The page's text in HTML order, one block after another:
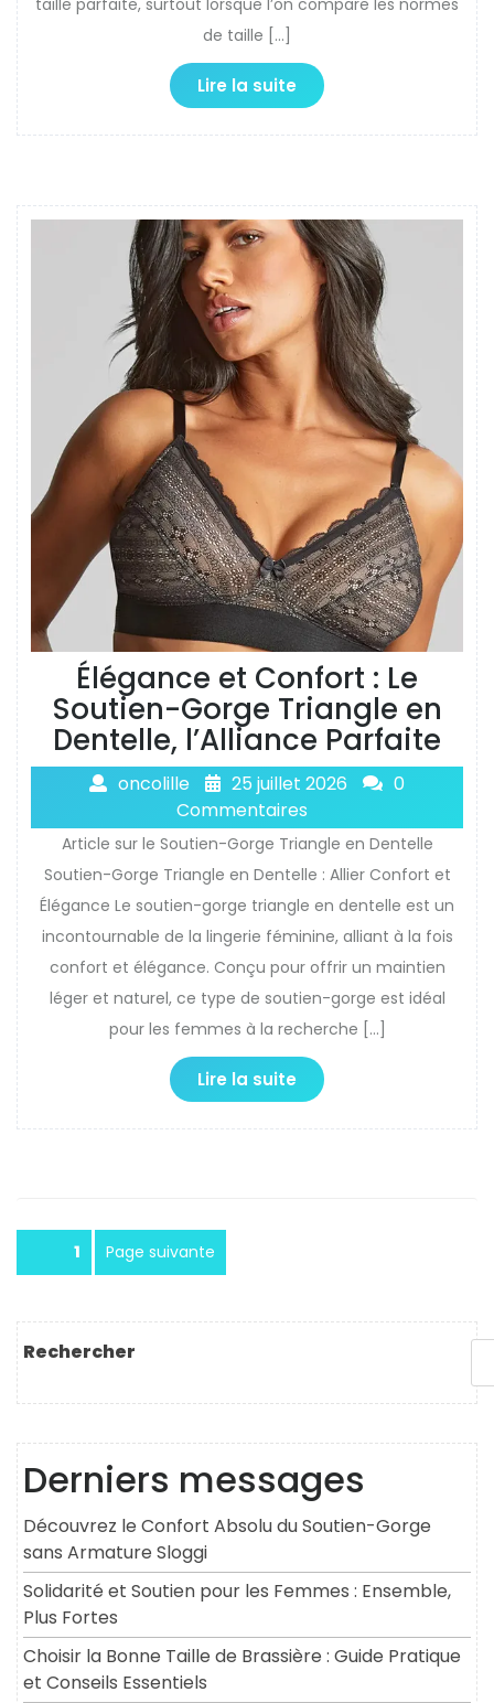
de taille […]
Lire la suite
Élégance et Confort : Le
Soutien-Gorge Triangle en
Dentelle, l’Alliance Parfaite
oncolille 25 juillet 2026
0
Commentaires
Article sur le Soutien-Gorge Triangle en Dentelle
Soutien-Gorge Triangle en Dentelle : Allier Confort et
Élégance Le soutien-gorge triangle en dentelle est un
incontournable de la lingerie féminine, alliant à la fois
confort et élégance. Conçu pour offrir un maintien
léger et naturel, ce type de soutien-gorge est idéal
pour les femmes à la recherche […]
Lire la suite
Pagination
des
publications
Page1 Page suivante
Rechercher
Derniers messages
Découvrez le Confort Absolu du Soutien-Gorge
sans Armature Sloggi
Solidarité et Soutien pour les Femmes : Ensemble,
Plus Fortes
Choisir la Bonne Taille de Brassière : Guide Pratique
et Conseils Essentiels